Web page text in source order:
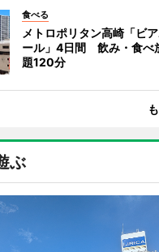
食べる
メトロポリタン高崎「ビ
ール」4日間 飲み・食べ
題120分
ぶ